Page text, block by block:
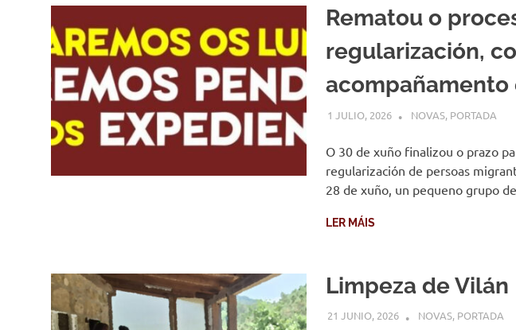
Rematou o
regularización,
acompañamento
1 JULIO, 2026 COMUNIDADE
NOVAS, PORTADA
O 30 de xuño finalizou o prazo
regularización de persoas
28 de xuño, un pequeno grupo
LER MÁIS
Limpeza de Vilán
21 JUNIO, 2026 COMUNIDADE
NOVAS, PORTADA